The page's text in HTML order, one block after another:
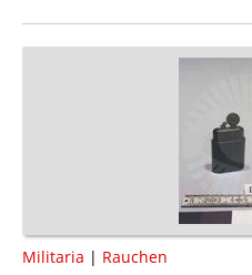
Militaria | Rauchen